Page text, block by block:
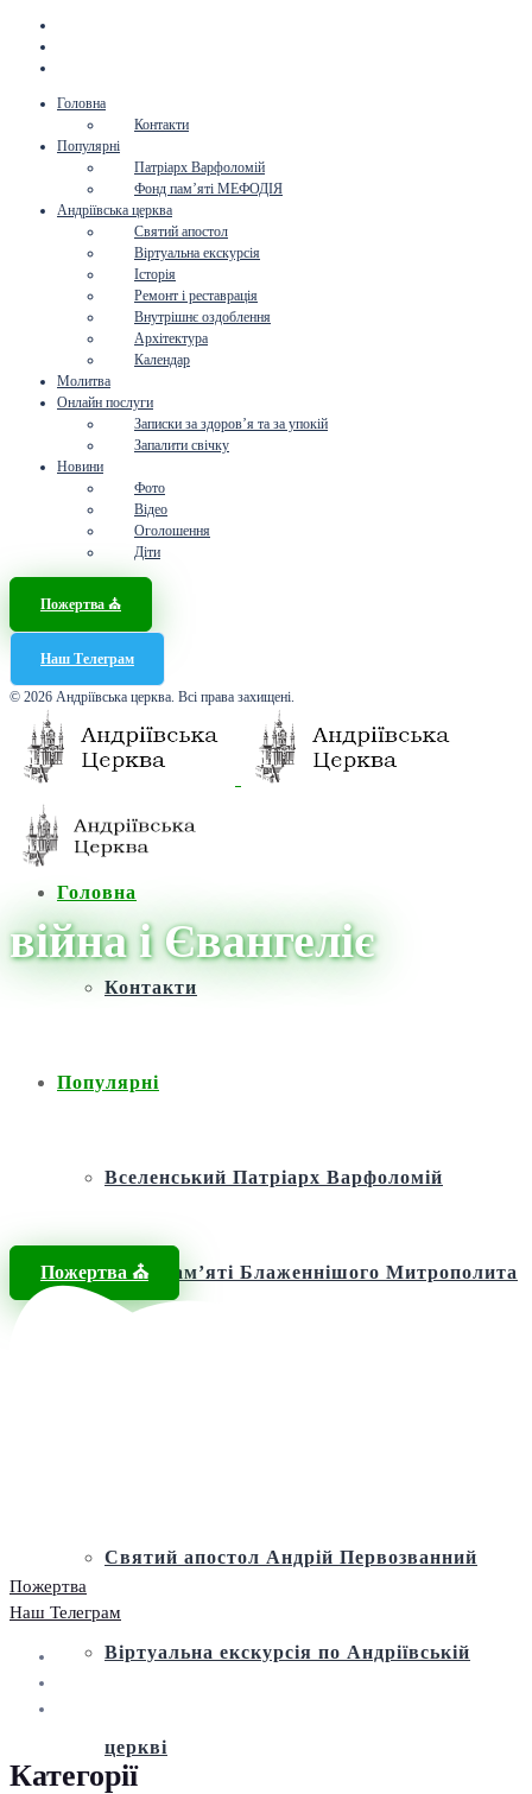
Головна
Контакти
Популярні
Патріарх Варфоломій
Фонд пам’яті МЕФОДІЯ
Андріївська церква
Святий апостол
Віртуальна екскурсія
Історія
Ремонт і реставрація
Внутрішнє оздоблення
Архітектура
Календар
Молитва
Онлайн послуги
Записки за здоров’я та за упокій
Запалити свічку
Новини
Фото
Відео
Оголошення
Діти
Пожертва ⛪️
Наш Телеграм
© 2026 Андріївська церква. Всі права захищені.
Головна
Контакти
Популярні
Вселенський Патріарх Варфоломій
Фонд пам’яті Блаженнішого Митрополита
Святий апостол Андрій Первозванний
Віртуальна екскурсія по Андріївській
церкві
Пожертва ⛪️
війна і Євангеліє
Пожертва
Наш Телеграм
Категорії